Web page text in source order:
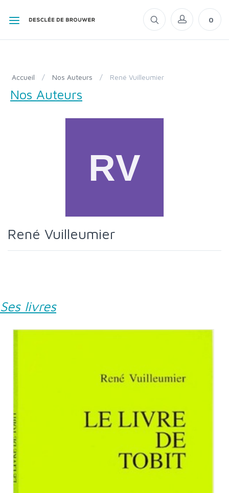
0
Accueil / Nos Auteurs / René Vuilleumier
Nos Auteurs
René Vuilleumier
Ses livres